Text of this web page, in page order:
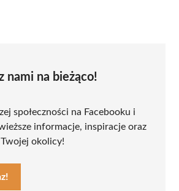
nami na bieżąco!
społeczności na Facebooku i
informacje, inspiracje oraz
okolicy!